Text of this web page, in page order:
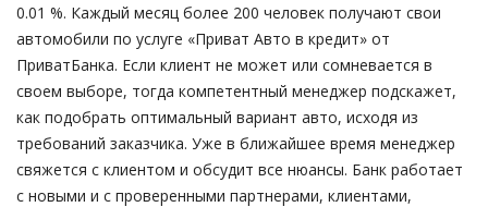
0.01 %. Каждый месяц более 200 человек получают свои
автомобили по услуге «Приват Авто в кредит» от
ПриватБанка. Если клиент не может или сомневается в
своем выборе, тогда компетентный менеджер подскажет,
как подобрать оптимальный вариант авто, исходя из
требований заказчика. Уже в ближайшее время менеджер
свяжется с клиентом и обсудит все нюансы. Банк работает
с новыми и с проверенными партнерами, клиентами,